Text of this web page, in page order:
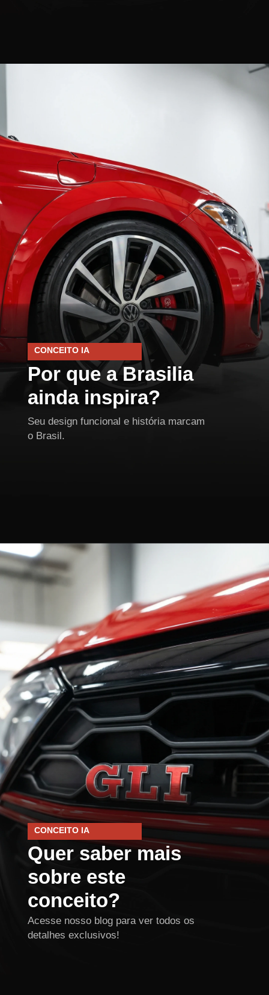
CONCEITO IA
Por que a Brasilia
ainda inspira?
Seu design funcional e história marcam
o Brasil.
CONCEITO IA
Quer saber mais
sobre este
conceito?
Acesse nosso blog para ver todos os
detalhes exclusivos!